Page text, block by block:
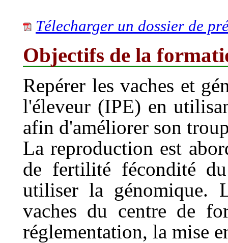
Télecharger un dossier de
Objectifs de la
Repérer les vaches et
l'éleveur (IPE) en
afin d'améliorer son
La reproduction est
de fertilité fécondité
utiliser la génomique.
vaches du centre de
réglementation, la mise